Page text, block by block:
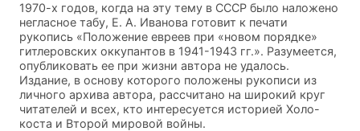
1970-х годов, когда на эту тему в СССР было наложено
негласное табу, Е. А. Иванова готовит к печати
рукопись «Положение евреев при «новом порядке»
гитлеровских оккупантов в 1941-1943 гг.». Разумеется,
опубликовать ее при жизни автора не удалось.
Издание, в основу которого положены рукописи из
личного архива автора, рассчитано на широкий круг
читателей и всех, кто интересуется историей Холо-
коста и Второй мировой войны.